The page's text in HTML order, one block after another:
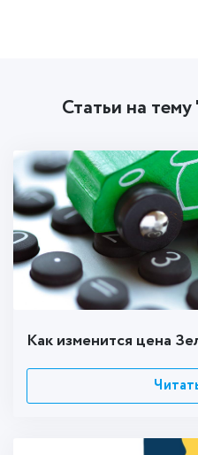
Статьи на
Как изменится цена